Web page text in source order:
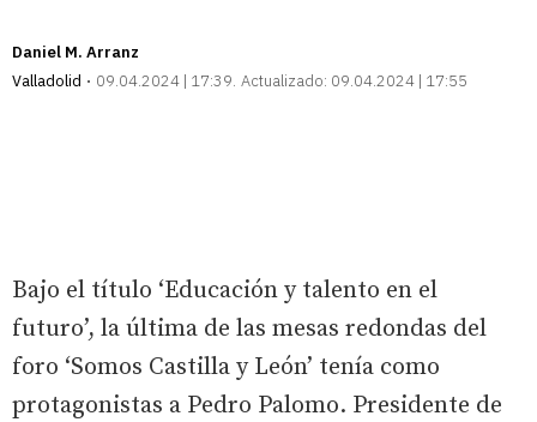
Daniel M. Arranz
Valladolid
09.04.2024 | 17:39 Actualizado: 09.04.2024 | 17:55
Bajo el título ‘Educación y talento en el
futuro’, la última de las mesas redondas del
foro ‘Somos Castilla y León’ tenía como
protagonistas a Pedro Palomo. Presidente de